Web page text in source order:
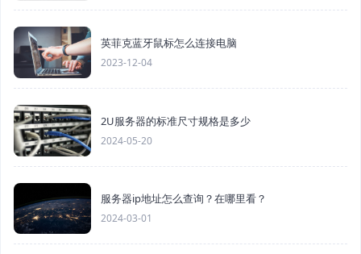
英菲克蓝牙鼠标怎么连接电脑
2023-12-04
2U服务器的标准尺寸规格是多少
2024-05-20
服务器ip地址怎么查询？在哪里看？
2024-03-01